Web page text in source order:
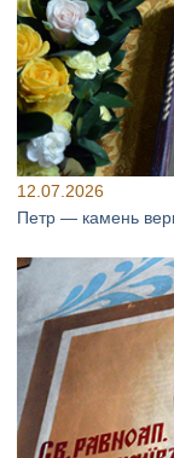
12.07.2026
Петр — камень